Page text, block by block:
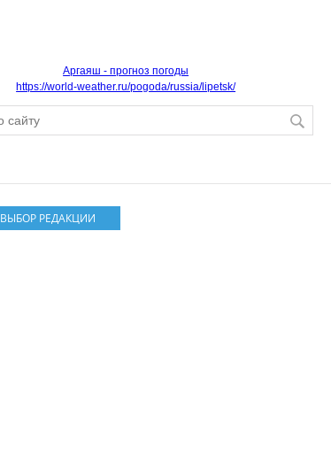
Аргаяш - прогноз погоды
https://world-weather.ru/pogoda/russia/lipetsk/
ВЫБОР РЕДАКЦИИ